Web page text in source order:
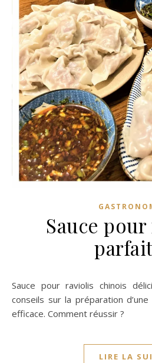
Sauce
Sauce pour raviolis chinois délicieusement épicée, mes
conseils sur la préparation
efficace. Comment réussir ?
LIRE LA